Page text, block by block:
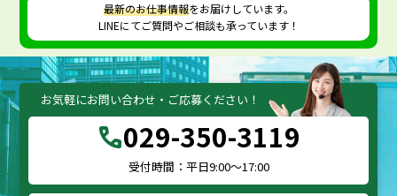
最新のお仕事情報をお届けしています。
LINEにてご質問やご相談も承っています！
お気軽にお問い合わせ・ご応募ください！
call029-350-3119
受付時間：平日9:00～17:00